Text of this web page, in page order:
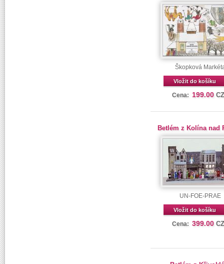
Škopková
Vložit do košíku
Cena: 199.00
Betlém z Kolína nad
UN-FOE-PRAE
Vložit do košíku
Cena: 399.00